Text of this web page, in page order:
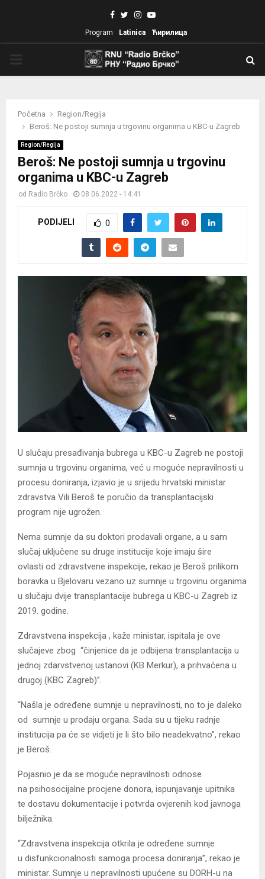
Facebook
TwitterInstagram
Youtube
Program Latinica Ћирилица
Početna
Region/Regija
Beroš: Ne postoji sumnja u trgovinu organima u KBC-u Zagreb
Region/Regija
Beroš: Ne postoji sumnja u trgovinu
organima u KBC-u Zagreb
od Radio Brčko 08.06.2022 - 14:41
PODIJELI 0
U slučaju presađivanja bubrega u KBC-u Zagreb ne postoji
sumnja u trgovinu organima, već u moguće nepravilnosti u
procesu doniranja, izjavio je u srijedu hrvatski ministar
zdravstva Vili Beroš te poručio da transplantacijski
program nije ugrožen.
Nema sumnje da su doktori prodavali organe, a u sam
slučaj uključene su druge institucije koje imaju šire
ovlasti od zdravstvene inspekcije, rekao je Beroš prilikom
boravka u Bjelovaru vezano uz sumnje u trgovinu organima
u slučaju dvije transplantacije bubrega u KBC-u Zagreb iz
2019. godine.
Zdravstvena inspekcija , kaže ministar, ispitala je ove
slučajeve zbog “činjenice da je odbijena transplantacija u
jednoj zdarvstvenoj ustanovi (KB Merkur), a prihvaćena u
drugoj (KBC Zagreb)”.
“Našla je određene sumnje u nepravilnosti, no to je daleko
od sumnje u prodaju organa. Sada su u tijeku radnje
institucija pa će se vidjeti je li što bilo neadekvatno”, rekao
je Beroš.
Pojasnio je da se moguće nepravilnosti odnose
na psihosocijalne procjene donora, ispunjavanje upitnika
te dostavu dokumentacije i potvrda ovjerenih kod javnoga
bilježnika.
“Zdravstvena inspekcija otkrila je određene sumnje
u disfunkcionalnosti samoga procesa doniranja”, rekao je
ministar. Sumnje u nepravilnosti upućene su DORH-u na